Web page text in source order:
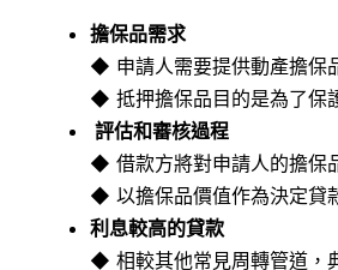
擔保品需求
◆ 申請人需要提供動產擔保
◆ 抵押擔保品目的是為了保
評估和審核過程
◆ 借款方將對申請人的擔保
◆ 以擔保品價值作為決定貸
利息較高的貸款
◆ 相較其他常見周轉管道，